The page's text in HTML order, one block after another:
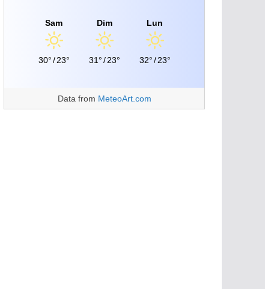
Sam
30°/ 23°
Dim
31°/ 23°
Lun
32°/ 23°
Data from MeteoArt.com